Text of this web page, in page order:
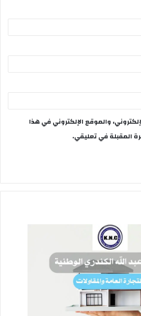
والموقع الإلكتروني في هذا
المقبلة في تعليقي.